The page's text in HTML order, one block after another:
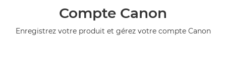
Compte Canon
Enregistrez votre produit et gérez votre compte Canon